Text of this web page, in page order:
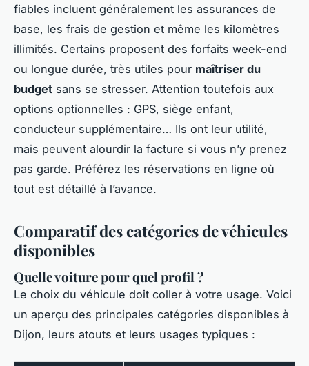
fiables incluent généralement les assurances de
base, les frais de gestion et même les kilomètres
illimités. Certains proposent des forfaits week-end
ou longue durée, très utiles pour maîtriser du
budget sans se stresser. Attention toutefois aux
options optionnelles : GPS, siège enfant,
conducteur supplémentaire… Ils ont leur utilité,
mais peuvent alourdir la facture si vous n’y prenez
pas garde. Préférez les réservations en ligne où
tout est détaillé à l’avance.
Comparatif des catégories de véhicules
disponibles
Quelle voiture pour quel profil ?
Le choix du véhicule doit coller à votre usage. Voici
un aperçu des principales catégories disponibles à
Dijon, leurs atouts et leurs usages typiques :